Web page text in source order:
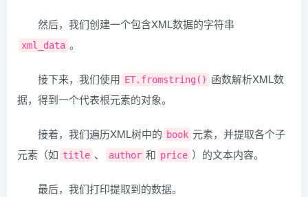
print( "Book ID: {book_id}, Title:
然后，我们创建一个包含XML数据的字符串
xml_data 。
接下来，我们使用 ET.fromstring() 函数解析XML数
据，得到一个代表根元素的对象。
接着，我们遍历XML树中的 book 元素，并提取各个子
元素（如 title 、 author 和 price ）的文本内容。
最后，我们打印提取到的数据。